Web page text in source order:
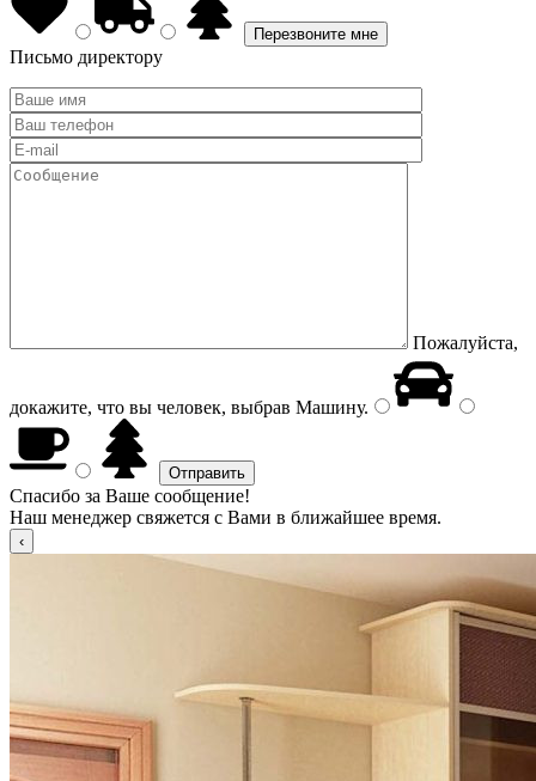
Письмо директору
Пожалуйста,
докажите, что вы человек, выбрав Машину.
Спасибо за Ваше сообщение!
Наш менеджер свяжется с Вами в ближайшее время.